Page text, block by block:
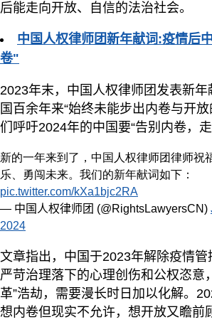
后能走向开放、自信的法治社会。
中国人权律师团新年献词:疫情后
卷"
2023年末，中国人权律师团发表新年
国百余年来“始终未能步出内卷与开
们呼吁2024年的中国要“告别内卷，走
新的一年来到了，中国人权律师团律师祝
乐、勇闯未来。我们的新年献词如下：
pic.twitter.com/kXa1bjc2RA
— 中国人权律师团 (@RightsLawyersCN)
2024
文章指出，中国于2023年解除疫情管
严苛治理落下的心理创伤和公权恣意
革”浩劫，需要漫长时日加以化解。
想内卷但现实不允许，想开放又瞻前